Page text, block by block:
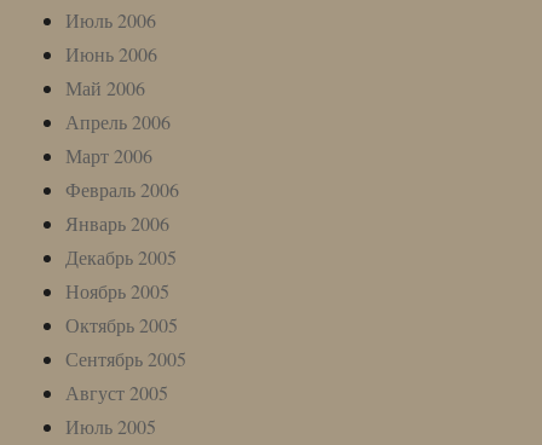
Июль 2006
Июнь 2006
Май 2006
Апрель 2006
Март 2006
Февраль 2006
Январь 2006
Декабрь 2005
Ноябрь 2005
Октябрь 2005
Сентябрь 2005
Август 2005
Июль 2005